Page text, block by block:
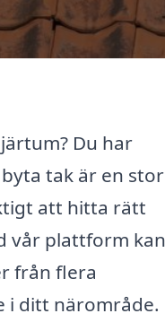
Du har
tak är en stor
att hitta rätt
vår plattform kan
från flera
i ditt närområde.